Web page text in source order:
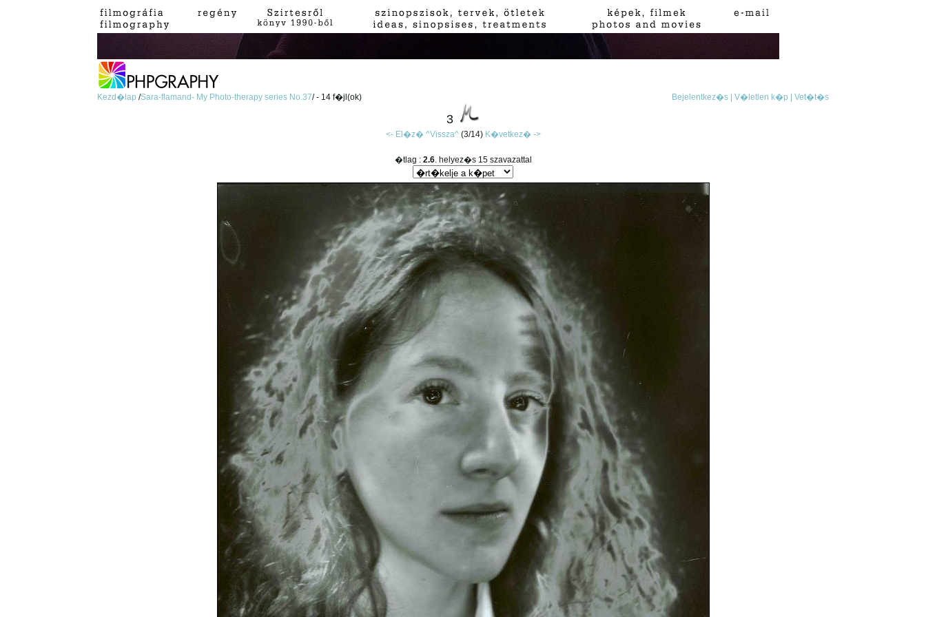
Kezd�lap /Sara-flamand- My Photo-therapy series No.37/ - 14 f�jl(ok) Bejelentkez�s | V�letlen k�p | Vet�t�s
3
<- El�z� ^Vissza^(3/14) K�vetkez� ->
�tlag : 2.6. helyez�s 15 szavazattal